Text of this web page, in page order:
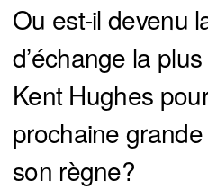
Ou est-il devenu
d’échange la
Kent Hughes
prochaine
son règne?